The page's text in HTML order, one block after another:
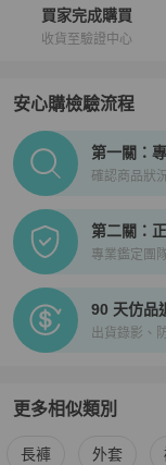
買家完成購買
收貨至驗證中心
安心購檢驗流程
PopChill拍拍圈正
第一關：
確認商品狀
第二關：
專業鑑定團
90 天仿品
出貨錄影、
更多相似類別
更多Celine 男裝相似
長褲 外套